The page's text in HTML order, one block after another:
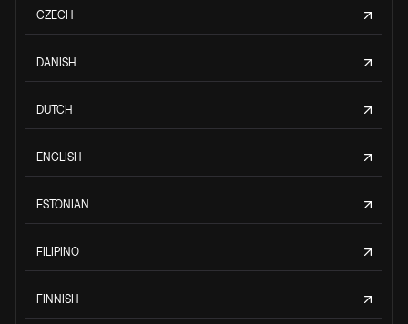
CZECH
DANISH
DUTCH
ENGLISH
ESTONIAN
FILIPINO
FINNISH